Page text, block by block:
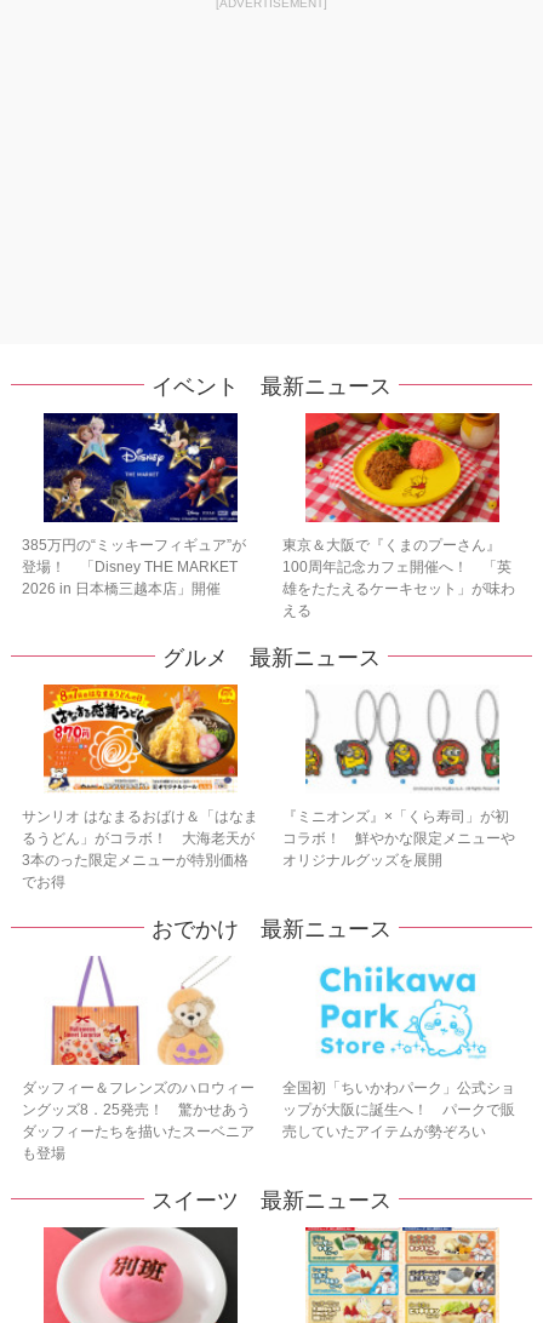
[ADVERTISEMENT]
イベント 最新ニュース
385万円の“ミッキーフィギュア”が
登場！ 「Disney THE MARKET
2026 in 日本橋三越本店」開催
東京＆大阪で『くまのプーさん』
100周年記念カフェ開催へ！ 「英
雄をたたえるケーキセット」が味わ
える
グルメ 最新ニュース
サンリオ はなまるおばけ＆「はなま
るうどん」がコラボ！ 大海老天が
3本のった限定メニューが特別価格
でお得
『ミニオンズ』×「くら寿司」が初
コラボ！ 鮮やかな限定メニューや
オリジナルグッズを展開
おでかけ 最新ニュース
ダッフィー＆フレンズのハロウィー
ングッズ8．25発売！ 驚かせあう
ダッフィーたちを描いたスーベニア
も登場
全国初「ちいかわパーク」公式ショ
ップが大阪に誕生へ！ パークで販
売していたアイテムが勢ぞろい
スイーツ 最新ニュース